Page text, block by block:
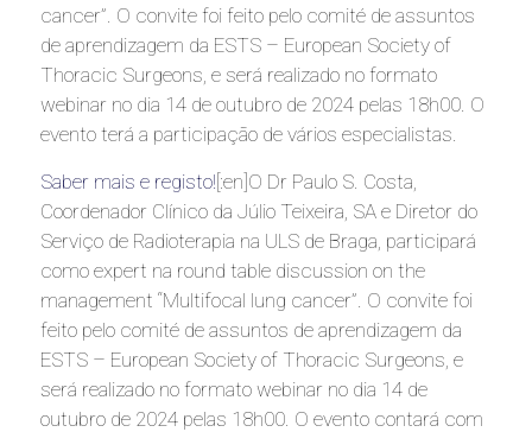
cancer”. O convite foi feito pelo comité de assuntos
de aprendizagem da ESTS – European Society of
Thoracic Surgeons, e será realizado no formato
webinar no dia 14 de outubro de 2024 pelas 18h00. O
evento terá a participação de vários especialistas.
Saber mais e registo![:en]O Dr Paulo S. Costa,
Coordenador Clínico da Júlio Teixeira, SA e Diretor do
Serviço de Radioterapia na ULS de Braga, participará
como expert na round table discussion on the
management “Multifocal lung cancer”. O convite foi
feito pelo comité de assuntos de aprendizagem da
ESTS – European Society of Thoracic Surgeons, e
será realizado no formato webinar no dia 14 de
outubro de 2024 pelas 18h00. O evento contará com